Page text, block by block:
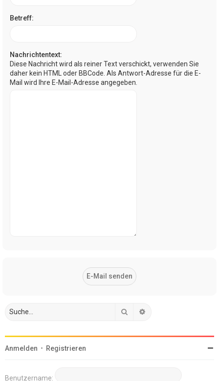
Betreff:
Nachrichtentext:
Diese Nachricht wird als reiner Text verschickt, verwenden Sie
daher kein HTML oder BBCode. Als Antwort-Adresse für die E-
Mail wird Ihre E-Mail-Adresse angegeben.
Suche
Anmelden • Registrieren
Benutzername: